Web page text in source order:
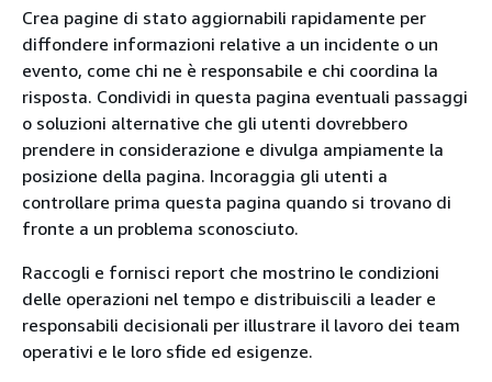
Crea pagine di stato aggiornabili rapidamente per
diffondere informazioni relative a un incidente o un
evento, come chi ne è responsabile e chi coordina la
risposta. Condividi in questa pagina eventuali passaggi
o soluzioni alternative che gli utenti dovrebbero
prendere in considerazione e divulga ampiamente la
posizione della pagina. Incoraggia gli utenti a
controllare prima questa pagina quando si trovano di
fronte a un problema sconosciuto.
Raccogli e fornisci report che mostrino le condizioni
delle operazioni nel tempo e distribuiscili a leader e
responsabili decisionali per illustrare il lavoro dei team
operativi e le loro sfide ed esigenze.